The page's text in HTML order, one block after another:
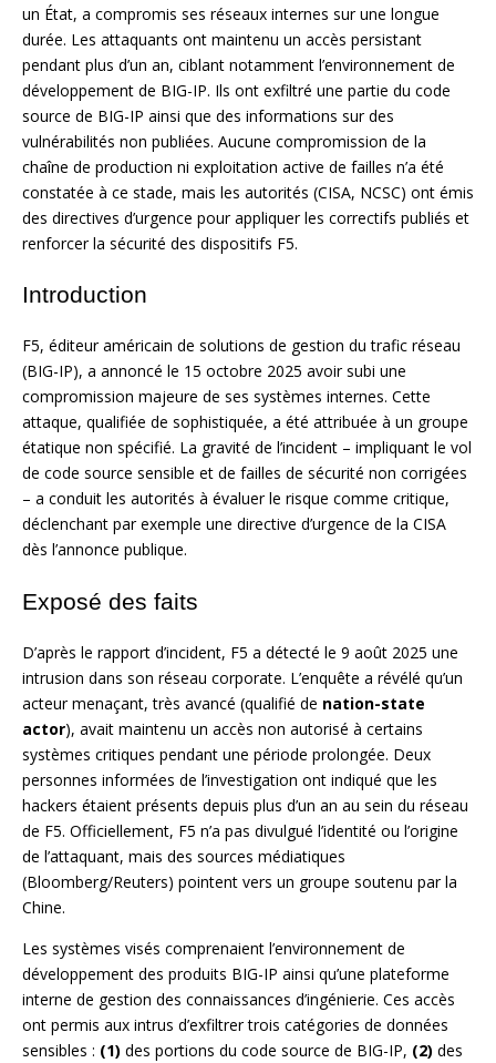
un État, a compromis ses réseaux internes sur une longue
durée. Les attaquants ont maintenu un accès persistant
pendant plus d’un an, ciblant notamment l’environnement de
développement de BIG-IP. Ils ont exfiltré une partie du code
source de BIG-IP ainsi que des informations sur des
vulnérabilités non publiées. Aucune compromission de la
chaîne de production ni exploitation active de failles n’a été
constatée à ce stade, mais les autorités (CISA, NCSC) ont émis
des directives d’urgence pour appliquer les correctifs publiés et
renforcer la sécurité des dispositifs F5.
Introduction
F5, éditeur américain de solutions de gestion du trafic réseau
(BIG-IP), a annoncé le 15 octobre 2025 avoir subi une
compromission majeure de ses systèmes internes. Cette
attaque, qualifiée de sophistiquée, a été attribuée à un groupe
étatique non spécifié. La gravité de l’incident – impliquant le vol
de code source sensible et de failles de sécurité non corrigées
– a conduit les autorités à évaluer le risque comme critique,
déclenchant par exemple une directive d’urgence de la CISA
dès l’annonce publique.
Exposé des faits
D’après le rapport d’incident, F5 a détecté le 9 août 2025 une
intrusion dans son réseau corporate. L’enquête a révélé qu’un
acteur menaçant, très avancé (qualifié de nation-state
actor), avait maintenu un accès non autorisé à certains
systèmes critiques pendant une période prolongée. Deux
personnes informées de l’investigation ont indiqué que les
hackers étaient présents depuis plus d’un an au sein du réseau
de F5. Officiellement, F5 n’a pas divulgué l’identité ou l’origine
de l’attaquant, mais des sources médiatiques
(Bloomberg/Reuters) pointent vers un groupe soutenu par la
Chine.
Les systèmes visés comprenaient l’environnement de
développement des produits BIG-IP ainsi qu’une plateforme
interne de gestion des connaissances d’ingénierie. Ces accès
ont permis aux intrus d’exfiltrer trois catégories de données
sensibles : (1) des portions du code source de BIG-IP, (2) des